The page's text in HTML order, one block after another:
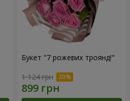
Букет "7 рожевих троянд!"
1 124 грн